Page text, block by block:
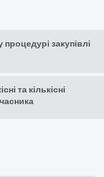
закупівлі
та кількісні